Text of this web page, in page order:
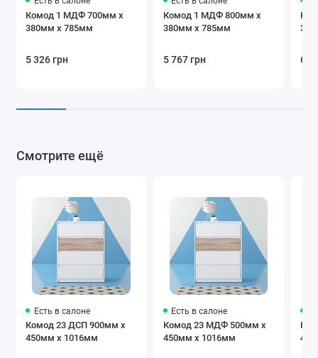
Комод 1 МДФ 700мм x
380мм x 785мм
5 326 грн
Комод 1 МДФ 800мм x
380мм x 785мм
5 767 грн 6
Смотрите ещё
Есть в салоне
Комод 23 ДСП 900мм x
450мм x 1016мм
Есть в салоне
Комод 23 МДФ 500мм x
450мм x 1016мм